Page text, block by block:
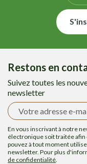
Restons en
Suivez toutes les
newsletter
En vous inscrivant à notre
électronique soit traitée afin
pouvez à tout moment
newsletter. Pour plus
de confidentialité